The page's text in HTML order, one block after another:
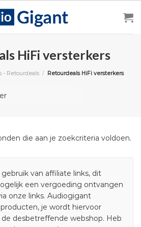
HiFi versterkers
- Retourdeals / Retourdeals HiFi versterkers
die aan je zoekcriteria voldoen.
van affiliate links, dit
een vergoeding ontvangen
onze links. Audiogigant
je wordt hiervoor
desbetreffende webshop. Heb